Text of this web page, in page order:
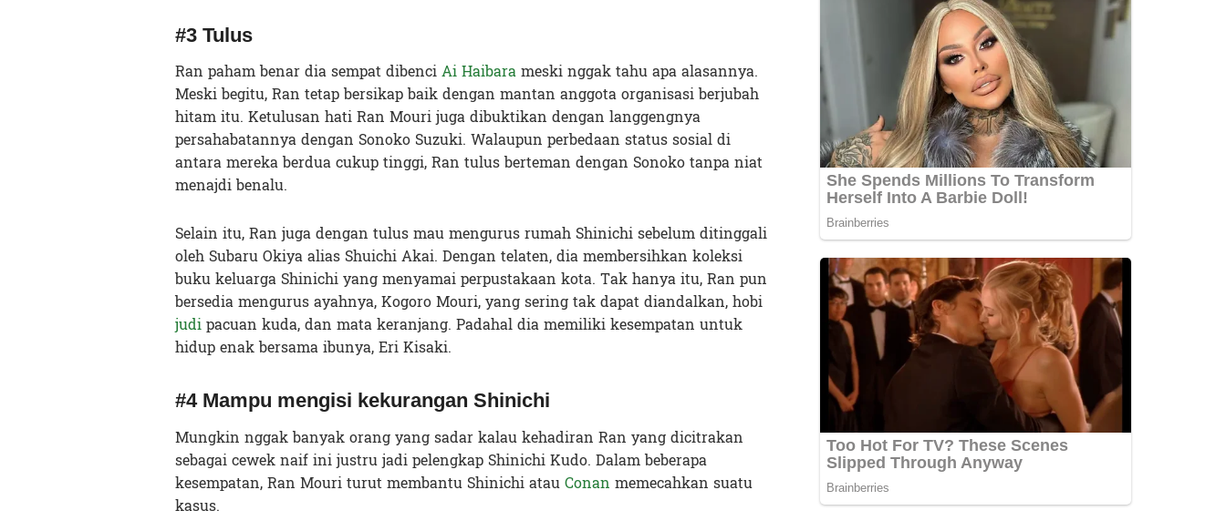
#3 Tulus
Ran paham benar dia sempat dibenciAi Haibarameski nggak tahu apa alasannya.
Meski begitu, Ran tetap bersikap baik dengan mantan anggota organisasi berjubah
hitam itu. Ketulusan hati Ran Mouri juga dibuktikan dengan langgengnya
persahabatannya dengan Sonoko Suzuki. Walaupun perbedaan status sosial di
antara mereka berdua cukup tinggi, Ran tulus berteman dengan Sonoko tanpa niat
menajdi benalu.
Selain itu, Ran juga dengan tulus mau mengurus rumah Shinichi sebelum ditinggali
oleh Subaru Okiya alias Shuichi Akai. Dengan telaten, dia membersihkan koleksi
buku keluarga Shinichi yang menyamai perpustakaan kota. Tak hanya itu, Ran pun
bersedia mengurus ayahnya, Kogoro Mouri, yang sering tak dapat diandalkan, hobi
judipacuan kuda, dan mata keranjang. Padahal dia memiliki kesempatan untuk
hidup enak bersama ibunya, Eri Kisaki.
#4 Mampu mengisi kekurangan Shinichi
Mungkin nggak banyak orang yang sadar kalau kehadiran Ran yang dicitrakan
sebagai cewek naif ini justru jadi pelengkap Shinichi Kudo. Dalam beberapa
kesempatan, Ran Mouri turut membantu Shinichi atauConan memecahkan suatu
kasus.